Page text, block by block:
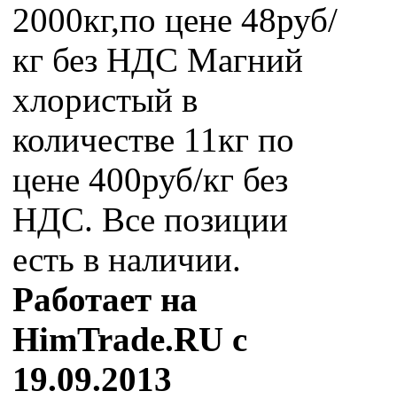
2000кг,по цене 48руб/
кг без НДС Магний
хлористый в
количестве 11кг по
цене 400руб/кг без
НДС. Все позиции
есть в наличии.
Работает на
HimTrade.RU с
19.09.2013